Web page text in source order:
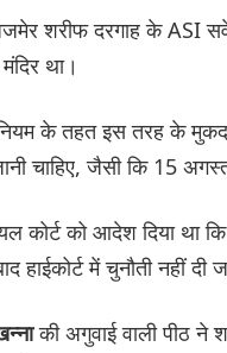
शरीफ दरगाह के ASI
था।
के तहत इस तरह के
चाहिए, जैसी कि 15
कोर्ट को आदेश दिया था
में चुनौती नहीं दी
की अगुवाई वाली पीठ ने